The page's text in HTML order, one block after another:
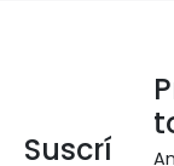
Suscrí